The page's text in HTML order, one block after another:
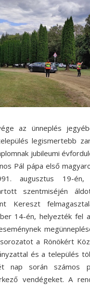
az ünneplés
legismertebb
jubileumi
Pál pápa első
augusztus 19-
szentmiséjén
Kereszt
14-én, helyezték fel
a Rönökért
és a település
nap során számos
vendégeket. A